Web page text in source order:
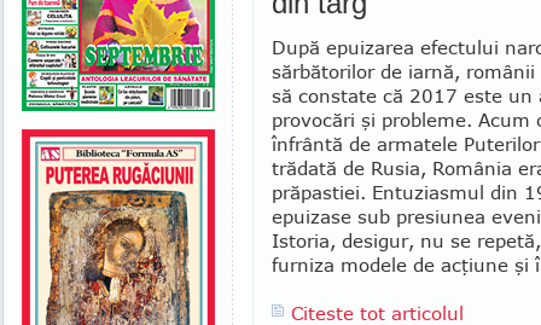
După epuizarea efectului
sărbătorilor de iarnă,
să constate că 2017 este un
provocări şi probleme. Acum
în­frântă de armatele
trădată de Rusia, România
pră­pastiei. Entuziasmul din
epuizase sub pre­siunea
Istoria, de­sigur, nu se
furniza modele de acţiune
Citeste tot articolul